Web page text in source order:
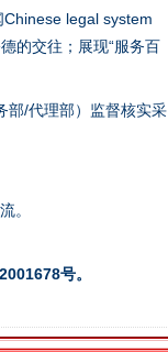
legal system
的交往；展现“服务百
部/代理部）监督核实采
。
号。
诞生的见证